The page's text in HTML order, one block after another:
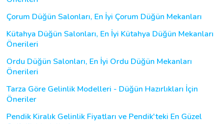
Çorum Düğün Salonları, En İyi Çorum Düğün Mekanları
Kütahya Düğün Salonları, En İyi Kütahya Düğün Mekanları
Önerileri
Ordu Düğün Salonları, En İyi Ordu Düğün Mekanları
Önerileri
Tarza Göre Gelinlik Modelleri - Düğün Hazırlıkları İçin
Öneriler
Pendik Kiralık Gelinlik Fiyatları ve Pendik'teki En Güzel